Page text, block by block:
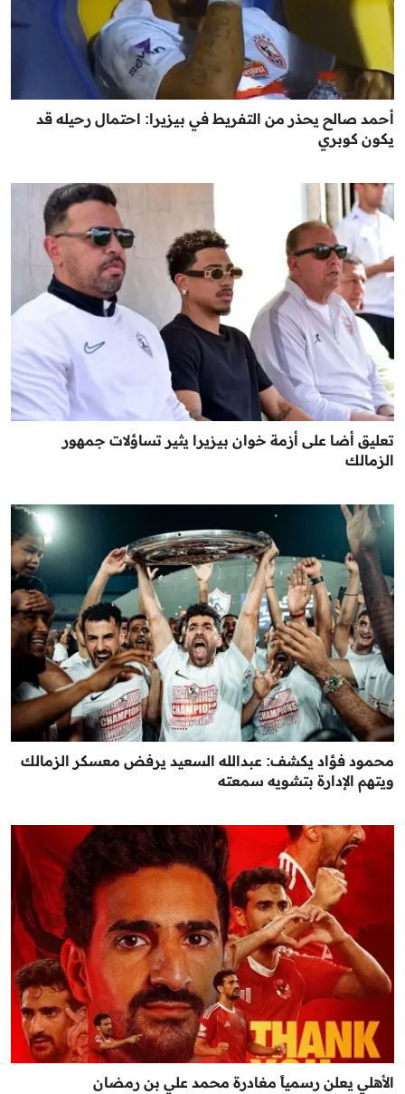
أحمد صالح يحذر من التفريط في بيزيرا: احتمال رحيله قد
يكون كوبري
تعليق أضا على أزمة خوان بيزيرا يثير تساؤلات جمهور
الزمالك
محمود فؤاد يكشف: عبدالله السعيد يرفض معسكر الزمالك
ويتهم الإدارة بتشويه سمعته
الأهلي يعلن رسمياً مغادرة محمد علي بن رمضان